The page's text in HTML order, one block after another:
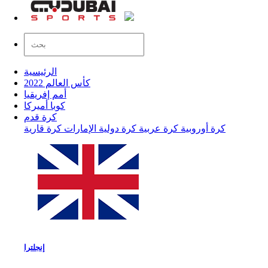
الرئيسية
كأس العالم 2022
أمم إفريقيا
كوبا أميركا
كرة قدم
كرة أوروبية كرة عربية كرة دولية الإمارات كرة قارية
إنجلترا